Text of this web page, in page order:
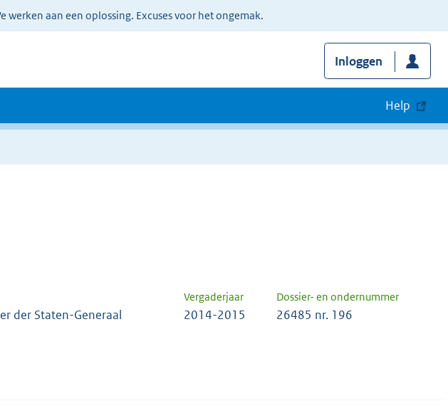
aan een oplossing. Excuses voor het ongemak.
Inloggen
Help
Vergaderjaar Dossier- en ondernummer
der Staten-Generaal 2014-2015 26485 nr. 196